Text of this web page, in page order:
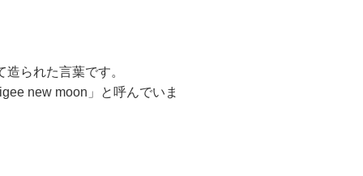
られた言葉です。
new moon」と呼んでいま